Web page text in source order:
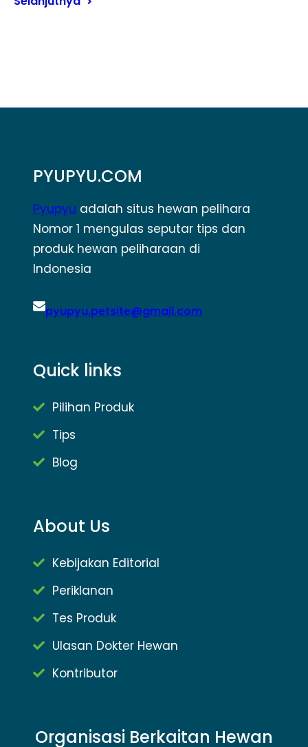
PYUPYU.COM
Pyupyu adalah situs hewan pelihara
Nomor 1 mengulas seputar tips dan
produk hewan peliharaan di
Indonesia
pyupyu.petsite@gmail.com
Quick links
Pilihan Produk
Tips
Blog
About Us
Kebijakan Editorial
Periklanan
Tes Produk
Ulasan Dokter Hewan
Kontributor
Organisasi Berkaitan Hewan